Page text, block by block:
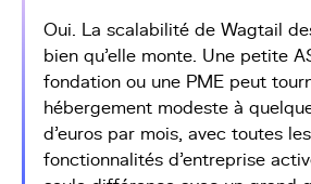
Oui. La scalabilité de Wagtail
bien qu'elle monte. Une petite
fondation ou une PME peut
hébergement modeste à
d'euros par mois, avec toutes les
fonctionnalités d'entreprise